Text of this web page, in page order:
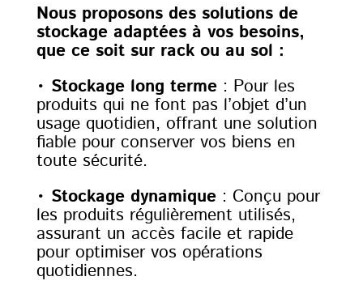
Nous proposons des solutions de
stockage adaptées à vos besoins,
que ce soit sur rack ou au sol :
• Stockage long terme: Pour les
produits qui ne font pas l’objet d’un
usage quotidien, offrant une solution
fiable pour conserver vos biens en
toute sécurité.
• Stockage dynamique: Conçu pour
les produits régulièrement utilisés,
assurant un accès facile et rapide
pour optimiser vos opérations
quotidiennes.